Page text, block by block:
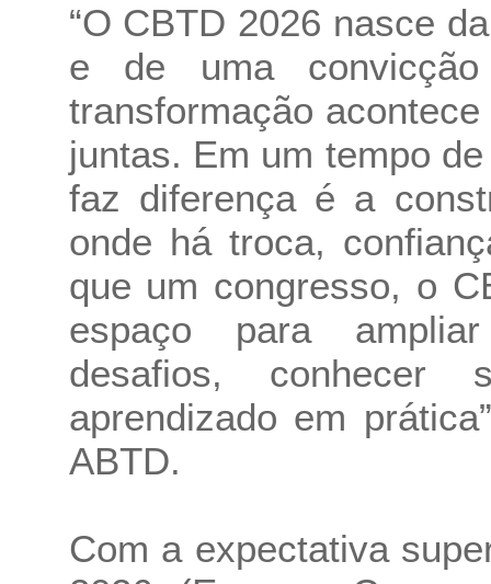
“O CBTD 2026 nasce
e de uma
transformação
juntas. Em um tempo
faz diferença é a
onde há troca,
que um congresso, o
espaço para
desafios, conhecer
aprendizado em
ABTD.
Com a expectativa